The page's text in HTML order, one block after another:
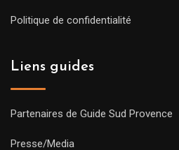
Politique de confidentialité
Liens guides
Partenaires de Guide Sud Provence
Presse/Media